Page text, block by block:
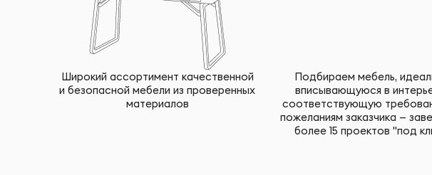
Широкий ассортимент качественной
и безопасной мебели из проверенных
материалов
Подбираем мебель,
вписывающуюся в
соответствующую
пожеланиям заказчика —
более 15 проектов "под